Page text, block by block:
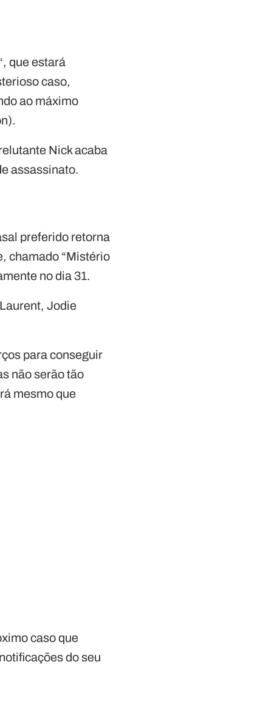
que estará
caso,
ao máximo
Nick acaba
assassinato.
preferido retorna
chamado “Mistério
no dia 31.
Jodie
para conseguir
não serão tão
mesmo que
caso que
do seu